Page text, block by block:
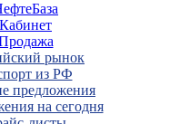
Кабинет
рынок
из РФ
предложения
на сегодня